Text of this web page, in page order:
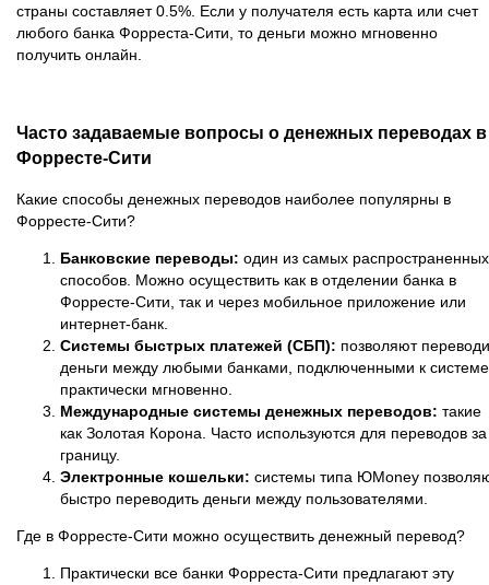
страны составляет 0.5%. Если у получателя есть карта или счет
любого банка Форреста-Сити, то деньги можно мгновенно
получить онлайн.
Часто задаваемые вопросы о денежных переводах в
Форресте-Сити
Какие способы денежных переводов наиболее популярны в
Форресте-Сити?
Банковские переводы: один из самых распространенных
способов. Можно осуществить как в отделении банка в
Форресте-Сити, так и через мобильное приложение или
интернет-банк.
Системы быстрых платежей (СБП): позволяют
деньги между любыми банками, подключенными к
практически мгновенно.
Международные системы денежных переводов: такие
как Золотая Корона. Часто используются для переводов за
границу.
Электронные кошельки: системы типа ЮMoney
быстро переводить деньги между пользователями.
Где в Форресте-Сити можно осуществить денежный перевод?
Практически все банки Форреста-Сити предлагают эту